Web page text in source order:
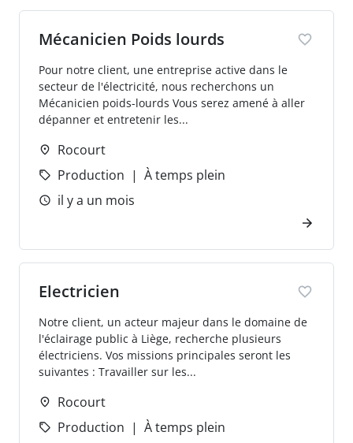
Mécanicien Poids lourds
Pour notre client, une entreprise active dans le
secteur de l'électricité, nous recherchons un
Mécanicien poids-lourds Vous serez amené à aller
dépanner et entretenir les...
Rocourt
Production
À temps plein
il y a un mois
Electricien
Notre client, un acteur majeur dans le domaine de
l'éclairage public à Liège, recherche plusieurs
électriciens. Vos missions principales seront les
suivantes : Travailler sur les...
Rocourt
Production
À temps plein